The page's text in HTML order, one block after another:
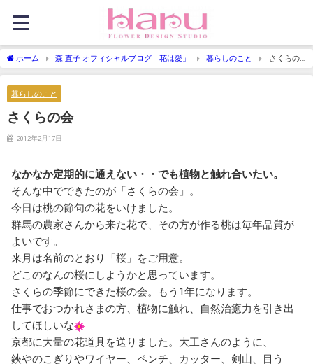
ホーム 森 直子 オフィシャルブログ「花は愛」 暮らしのこと
さくらの
会
暮らしのこと
さくらの会
2012年2月17日
なかなか定期的に通えない・・でも植物と触れ合いたい。
そんな中でできたのが「さくらの会」。
今日は桃の節句の花をいけました。
群馬の農家さんから来た花で、その方が作る桃は毎年品質が
よいです。
来月は名前のとおり「桜」をご用意。
どこのなんの桜にしようかと思っています。
さくらの季節にできた桜の会。もう1年になります。
仕事でおつかれさまの方、植物に触れ、自然治癒力を引き出
してほしいな
京都に大量の花道具を送りました。大工さんのように、
鋏やのこぎりやワイヤー、ペンチ、カッター、剣山、目う